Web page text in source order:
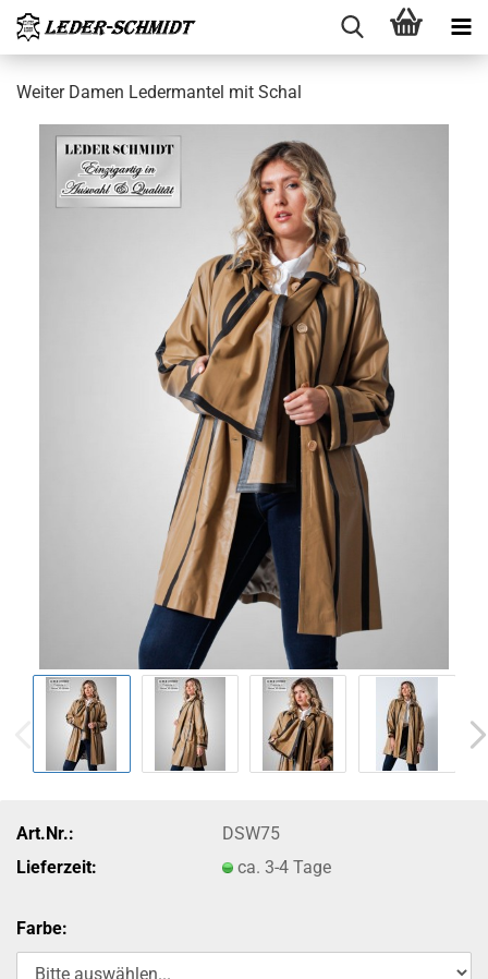
Wei­ter Damen Le­der­man­tel mit Schal
Art.Nr.:
DSW75
Lieferzeit:
ca. 3-4 Tage
Farbe: